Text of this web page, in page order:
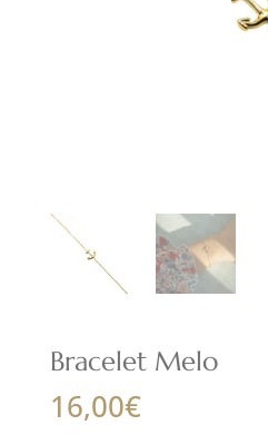
Bracelet Melo
16,00€